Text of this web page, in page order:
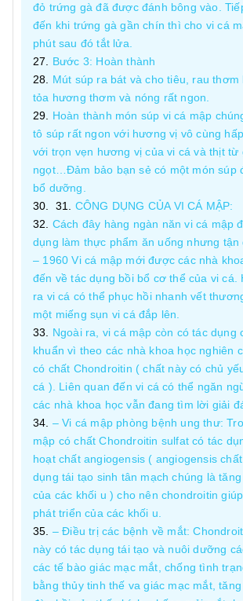
đỏ trứng gà đã được đánh bông vào.
đến khi trứng gà gần chín thì cho vi cá
phút sau đó tắt lửa.
Bước 3: Hoàn thành
Mút súp ra bát và cho tiêu, rau thơm
tỏa hương thơm và nóng rất ngon.
Hoàn thành món súp vi cá mập
tô súp rất ngon với hương vị vô cùng
với trọn vẹn hương vị của vi cá và thịt từ
ngọt…Đảm bảo bạn sẻ có một món súp
bổ dưỡng.
CÔNG DỤNG CỦA VI CÁ MẬP:
Cách đây hàng ngàn năn vi cá mập
dụng làm thực phẩm ăn uống nhưng tận
– 1960 Vi cá mập mới được các nhà
đến về tác dụng bồi bổ cơ thể của vi cá.
ra vi cá có thể phục hồi nhanh vết
một miếng sụn vi cá đắp lên.
Ngoài ra, vi cá mập còn có tác dụng
khuẩn vì theo các nhà khoa học nghiên
có chất Chondroitin ( chất này có chủ
cá ). Liên quan đến vi cá có thể ngăn
các nhà khoa học vẫn đang tìm lời giải
– Vi cá mập phòng bệnh ung thư:
mập có chất Chondroitin sulfat có tác
hoạt chất angiogensis ( angiogensis
dụng tái tạo sinh tân mạch chúng là
của các khối u ) cho nên chondroitin
phát triển của các khối u.
– Điều trị các bệnh về mắt:
này có tác dụng tái tạo và nuôi dưỡng
các tế bào giác mạc mắt, chống tình
bằng thủy tinh thế va giác mạc mắt,